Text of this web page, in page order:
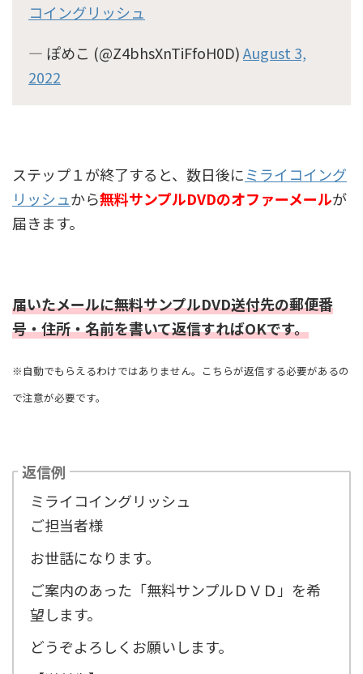
コイングリッシュ
— ぽめこ (@Z4bhsXnTiFfoH0D)August 3,
2022
ステップ１が終了すると、数日後にミライコイング
リッシュから無料サンプルDVDのオファーメールが
届きます。
届いたメールに無料サンプルDVD送付先の郵便番
号・住所・名前を書いて返信すればOKです。
※自動でもらえるわけではありません。こちらが返信する必要があるの
で注意が必要です。
返信例
ミライコイングリッシュ
ご担当者様
お世話になります。
ご案内のあった「無料サンプルＤＶＤ」を希
望します。
どうぞよろしくお願いします。